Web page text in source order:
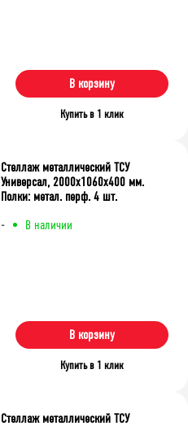
В корзину
Купить в 1 клик
- В наличии
Стеллаж металлический ТСУ
Универсал, 2000x1060x400 мм.
Полки: метал. перф. 4 шт.
В корзину
Купить в 1 клик
Стеллаж металлический ТСУ